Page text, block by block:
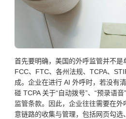
首先要明确，美国的外呼监管并不是
FCC、FTC、各州法规、TCPA、
成。企业在进行 AI 外呼时，若没有
碰 TCPA 关于“自动拨号”、“预录语
监管条款。因此，企业往往需要在外
意链路的收集与管理，包括网页勾